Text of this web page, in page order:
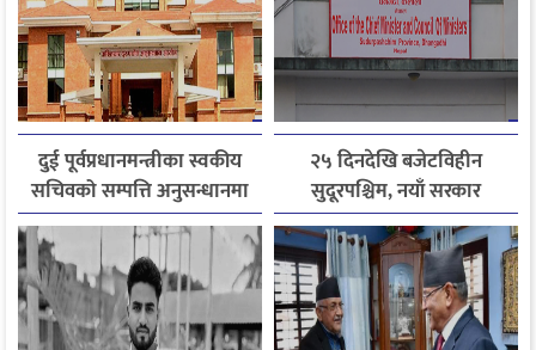
दुई पूर्वप्रधानमन्त्रीका स्वकीय
सचिवको सम्पत्ति अनुसन्धानमा
अख्तियार
२५ दिनदेखि बजेटविहीन
सुदूरपश्चिम, नयाँ सरकार
गठनसँगै बजेट ल्याउने चुनौती